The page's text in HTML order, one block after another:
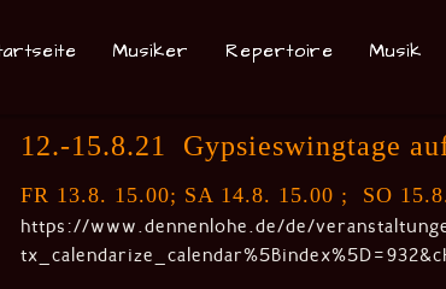
Musiker Repertoire Musik
12.-15.8.21 Gypsieswingtage
FR 13.8. 15.00; SA 14.8. 15.00 ; SO
https://www.dennenlohe.de/de/